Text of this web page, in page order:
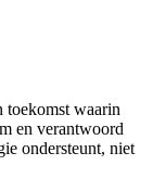
toekomst waarin
en verantwoord
ondersteunt, niet